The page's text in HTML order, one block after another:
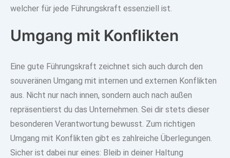
welcher für jede Führungskraft essenziell ist.
Umgang mit Konflikten
Eine gute Führungskraft zeichnet sich auch durch den
souveränen Umgang mit internen und externen Konflikten
aus. Nicht nur nach innen, sondern auch nach außen
repräsentierst du das Unternehmen. Sei dir stets dieser
besonderen Verantwortung bewusst. Zum richtigen
Umgang mit Konflikten gibt es zahlreiche Überlegungen.
Sicher ist dabei nur eines: Bleib in deiner Haltung